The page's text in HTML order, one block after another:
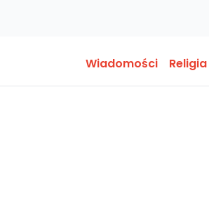
Wiadomości Religia